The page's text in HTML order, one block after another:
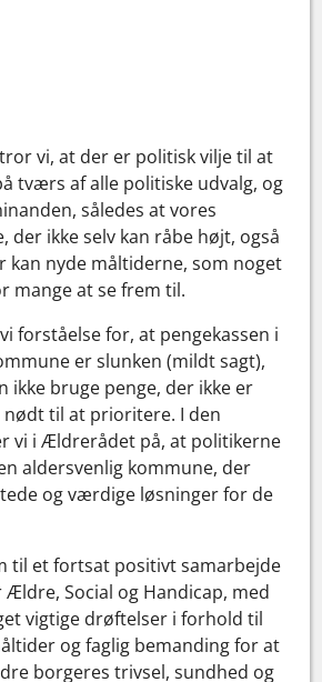
vi, at der er politisk vilje til at
tværs af alle politiske udvalg, og
således at vores
der ikke selv kan råbe højt, også
kan nyde måltiderne, som noget
mange at se frem til.
forståelse for, at pengekassen i
er slunken (mildt sagt),
ikke bruge penge, der ikke er
til at prioritere. I den
vi i Ældrerådet på, at politikerne
aldersvenlig kommune, der
og værdige løsninger for de
til et fortsat positivt samarbejde
Social og Handicap, med
vigtige drøftelser i forhold til
og faglig bemanding for at
borgeres trivsel, sundhed og